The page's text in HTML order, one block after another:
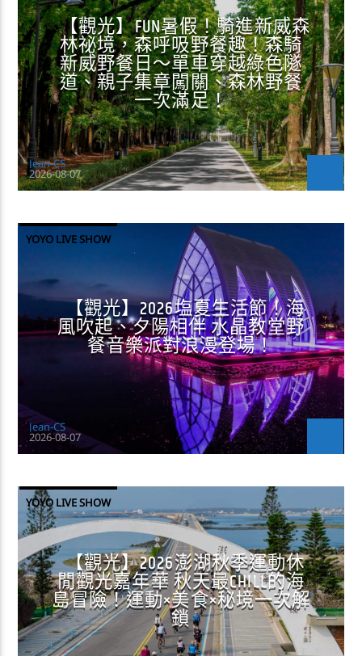
【觀光】FUN暑假！騎進新威森
林祕境，森呼吸野餐趣！森騎
新威野餐日～單車穿越綠色隧
道、親子集章闖關、森林野餐
一次滿足！
Jean-CS
2026-08-07
YOYO LIVE SHOW
【觀光】2026塩夏生活節！海
風吹起、夕陽相伴 水晶教堂野
餐音樂派對浪漫登場！
Jean-CS
2026-08-07
YOYO LIVE SHOW
【觀光】2026澎湖秋季運動休
閒觀光嘉年華 秋天最CHILL的海
島冒險！運動×美食×秘境一次解
鎖